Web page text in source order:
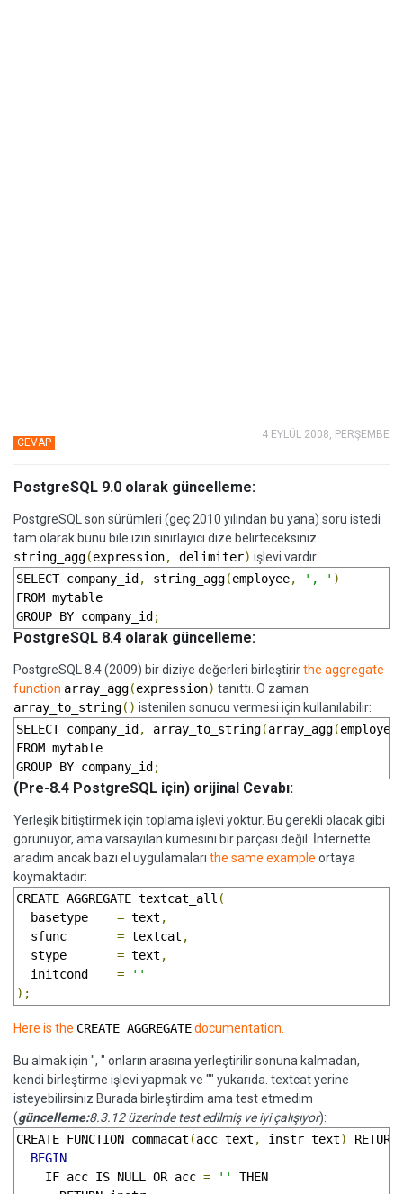
CEVAP
4 EYLÜL 2008, PERŞEMBE
PostgreSQL 9.0 olarak güncelleme:
PostgreSQL son sürümleri (geç 2010 yılından bu yana) soru istedi
tam olarak bunu bile izin sınırlayıcı dize belirteceksiniz
string_agg(expression, delimiter) işlevi vardır:
SELECT company_id , string_agg(employee, ', ' )
FROM mytable
GROUP BY company_id ;
PostgreSQL 8.4 olarak güncelleme:
PostgreSQL 8.4 (2009) bir diziye değerleri birleştirirthe aggregate
function array_agg(expression) tanıttı. O zaman
array_to_string() istenilen sonucu vermesi için kullanılabilir:
SELECT company_id , array_to_string(array_agg(employee
FROM mytable
GROUP BY company_id ;
(Pre-8.4 PostgreSQL için) orijinal Cevabı:
Yerleşik bitiştirmek için toplama işlevi yoktur. Bu gerekli olacak gibi
görünüyor, ama varsayılan kümesini bir parçası değil. İnternette
aradım ancak bazı el uygulamaları the same example ortaya
koymaktadır:
CREATE AGGREGATE textcat_all (
  basetype
= text ,
  sfunc
= textcat ,
  stype
= text ,
  initcond
=
''
);
Here is the CREATE AGGREGATEdocumentation.
Bu almak için ", " onların arasına yerleştirilir sonuna kalmadan,
kendi birleştirme işlevi yapmak ve "" yukarıda. textcat yerine
isteyebilirsiniz Burada birleştirdim ama test etmedim
(güncelleme:8.3.12 üzerinde test edilmiş ve iyi çalışıyor):
CREATE FUNCTION commacat (acc text , instr text)
BEGIN
    IF acc IS NULL OR acc
= ''
THEN